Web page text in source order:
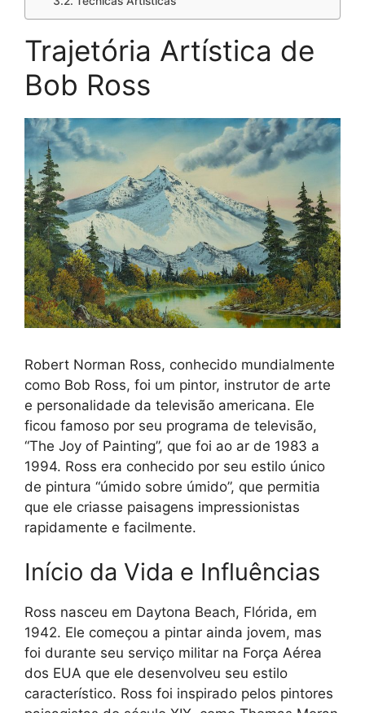
Trajetória Artística de
Bob Ross
Robert Norman Ross, conhecido mundialmente
como Bob Ross, foi um pintor, instrutor de arte
e personalidade da televisão americana. Ele
ficou famoso por seu programa de televisão,
“The Joy of Painting”, que foi ao ar de 1983 a
1994. Ross era conhecido por seu estilo único
de pintura “úmido sobre úmido”, que permitia
que ele criasse paisagens impressionistas
rapidamente e facilmente.
Início da Vida e Influências
Ross nasceu em Daytona Beach, Flórida, em
1942. Ele começou a pintar ainda jovem, mas
foi durante seu serviço militar na Força Aérea
dos EUA que ele desenvolveu seu estilo
característico. Ross foi inspirado pelos pintores